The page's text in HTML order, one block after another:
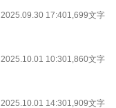
2025.09.30 17:401,699文字
2025.10.01 10:301,860文字
2025.10.01 14:301,909文字